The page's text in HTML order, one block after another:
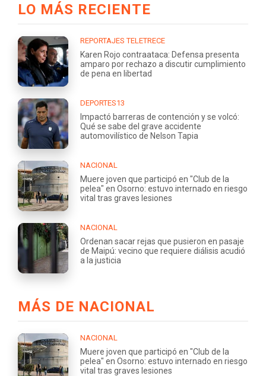
LO MÁS RECIENTE
REPORTAJES TELETRECE
Karen Rojo contraataca: Defensa presenta
amparo por rechazo a discutir cumplimiento
de pena en libertad
DEPORTES13
Impactó barreras de contención y se volcó:
Qué se sabe del grave accidente
automovilístico de Nelson Tapia
NACIONAL
Muere joven que participó en "Club de la
pelea" en Osorno: estuvo internado en riesgo
vital tras graves lesiones
NACIONAL
Ordenan sacar rejas que pusieron en pasaje
de Maipú: vecino que requiere diálisis acudió
a la justicia
MÁS DE NACIONAL
NACIONAL
Muere joven que participó en "Club de la
pelea" en Osorno: estuvo internado en riesgo
vital tras graves lesiones